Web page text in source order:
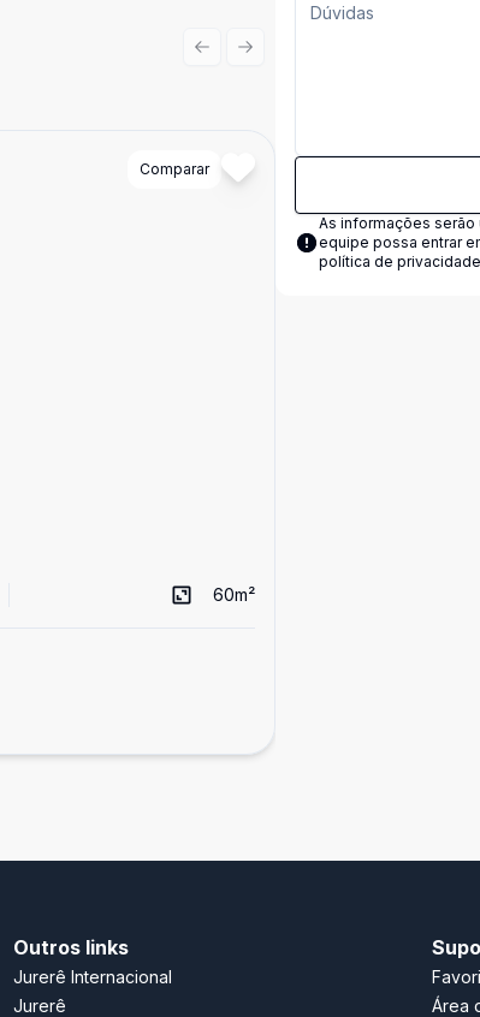
Comparar
60m²
Previous slide
Next slide
As informações serão
equipe possa entrar
política de
Outros links
Jurerê Internacional
Jurerê
Área